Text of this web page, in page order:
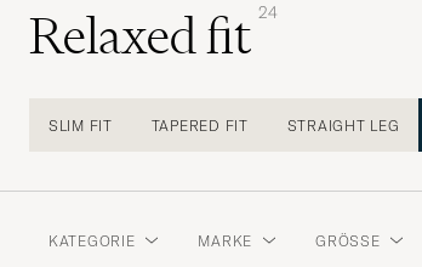
Relaxed fit 24
SLIM FIT TAPERED FIT STRAIGHT LEG
KATEGORIE MARKE GRÖSSE